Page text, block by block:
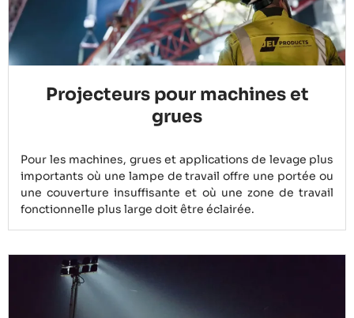
Projecteurs pour machines et
grues
Pour les machines, grues et applications de levage plus
importants où une lampe de travail offre une portée ou
une couverture insuffisante et où une zone de travail
fonctionnelle plus large doit être éclairée.